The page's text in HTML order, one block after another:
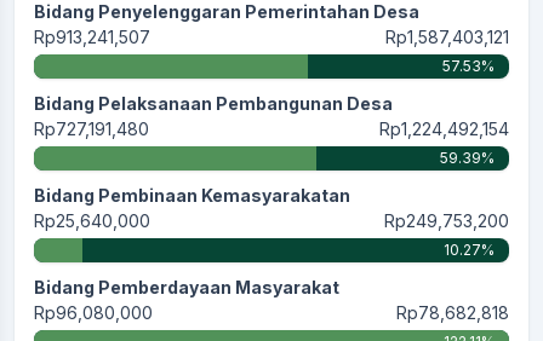
Bidang Penyelenggaran Pemerintahan Desa
Rp913,241,507
Rp1,587,403,121
57.53%
Bidang Pelaksanaan Pembangunan Desa
Rp727,191,480
Rp1,224,492,154
59.39%
Bidang Pembinaan Kemasyarakatan
Rp25,640,000
Rp249,753,200
10.27%
Bidang Pemberdayaan Masyarakat
Rp96,080,000
Rp78,682,818